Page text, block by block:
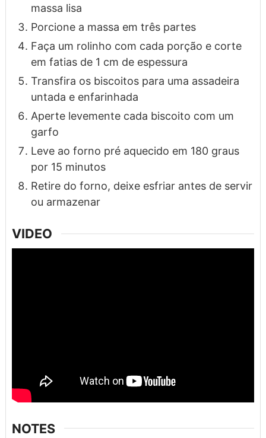
massa lisa
Porcione a massa em três partes
Faça um rolinho com cada porção e corte
em fatias de 1 cm de espessura
Transfira os biscoitos para uma assadeira
untada e enfarinhada
Aperte levemente cada biscoito com um
garfo
Leve ao forno pré aquecido em 180 graus
por 15 minutos
Retire do forno, deixe esfriar antes de servir
ou armazenar
VIDEO
NOTES